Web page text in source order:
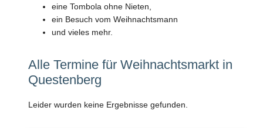
eine Tombola ohne Nieten,
ein Besuch vom Weihnachtsmann
und vieles mehr.
Alle Termine für Weihnachtsmarkt in
Questenberg
Leider wurden keine Ergebnisse gefunden.